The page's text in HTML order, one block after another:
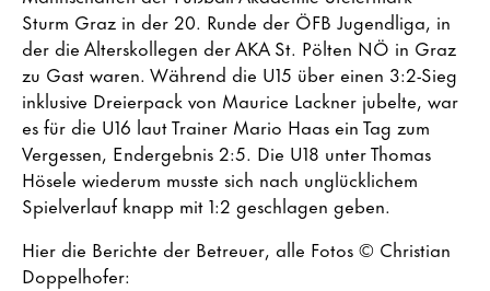
Sturm Graz in der 20. Runde der ÖFB Jugendliga, in
der die Alterskollegen der AKA St. Pölten NÖ in Graz
zu Gast waren. Während die U15 über einen 3:2-Sieg
inklusive Dreierpack von Maurice Lackner jubelte, war
es für die U16 laut Trainer Mario Haas ein Tag zum
Vergessen, Endergebnis 2:5. Die U18 unter Thomas
Hösele wiederum musste sich nach unglücklichem
Spielverlauf knapp mit 1:2 geschlagen geben.
Hier die Berichte der Betreuer, alle Fotos © Christian
Doppelhofer: